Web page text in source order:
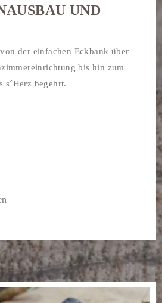
UND
der einfachen Eckbank über
bis hin zum
s´Herz begehrt.